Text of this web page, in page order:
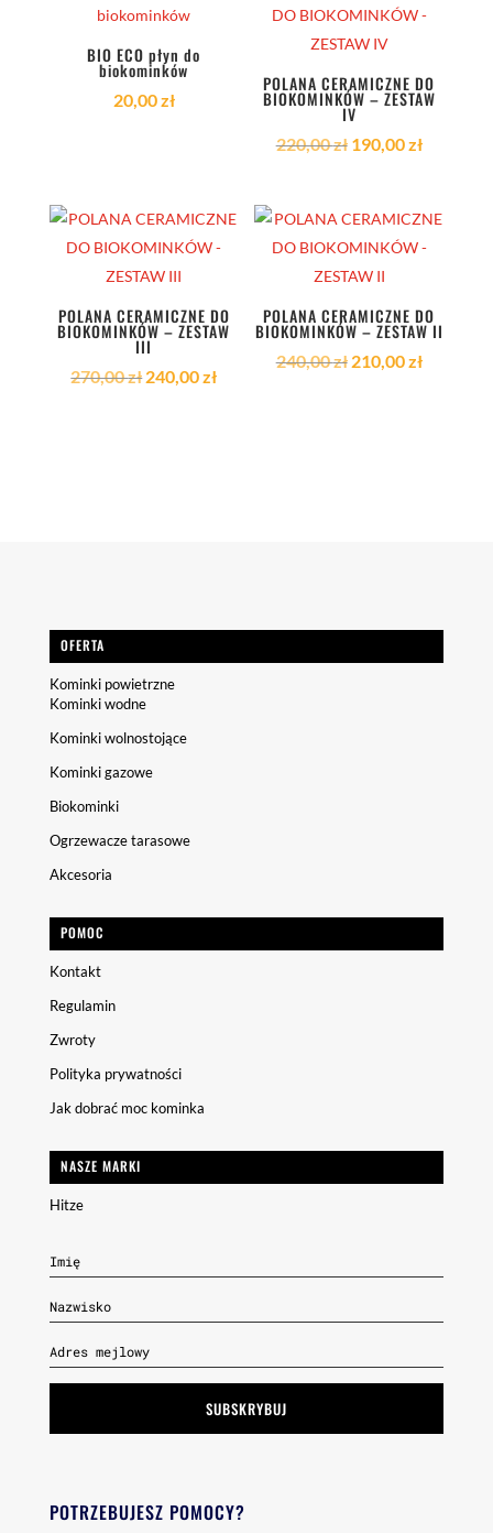
BIO ECO płyn do
biokominków
20,00zł
POLANA CERAMICZNE DO
BIOKOMINKÓW – ZESTAW
IV
220,00zł Pierwotna
220,00 zł.
190,00złAktualna
190,00
POLANA CERAMICZNE DO
BIOKOMINKÓW – ZESTAW
III
270,00złPierwotna
240,00złAktualna
POLANA CERAMICZNE DO
BIOKOMINKÓW – ZESTAW II
240,00zł Pierwotna
210,00złAktualna
OFERTA
Kominki powietrzne
Kominki wodne
Kominki wolnostojące
Kominki gazowe
Biokominki
Ogrzewacze tarasowe
Akcesoria
POMOC
Kontakt
Regulamin
Zwroty
Polityka prywatności
Jak dobrać moc kominka
NASZE MARKI
Hitze
SUBSKRYBUJ
POTRZEBUJESZ POMOCY?